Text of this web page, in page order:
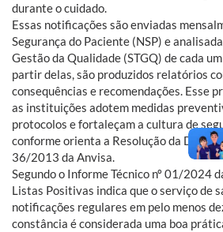
durante o cuidado.
Essas notificações são enviadas
Segurança do Paciente (NSP) e
Gestão da Qualidade (STGQ) de cada
partir delas, são produzidos relatórios
consequências e recomendações. Esse
as instituições adotem medidas
protocolos e fortaleçam a cultura de
conforme orienta a Resolução da
36/2013 da Anvisa.
Segundo o Informe Técnico nº 01/2024
Listas Positivas indica que o serviço de
notificações regulares em pelo menos
constância é considerada uma boa